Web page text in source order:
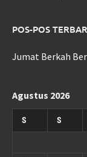
POS-POS
Jumat Berkah
Agustus 2026
S S